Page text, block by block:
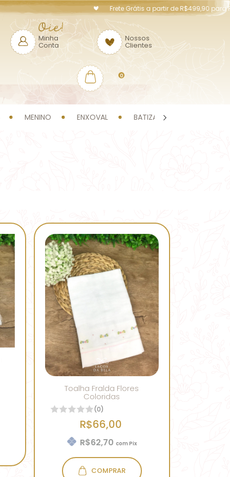
Frete Grátis a partir de R$499,90 para
Minha
Conta
Nossos
Clientes
0
MENINO ENXOVAL BATIZADO
Toalha Fralda Flores
Coloridas
(0)
R$66,00
R$62,70 com Pix
COMPRAR